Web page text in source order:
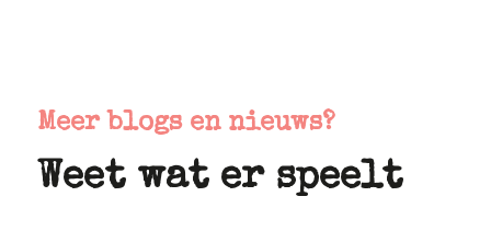
Meer blogs en nieuws?
Weet wat er speelt